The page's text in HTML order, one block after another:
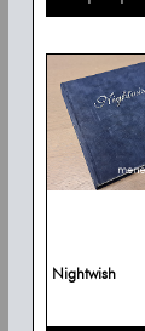
Nightwish